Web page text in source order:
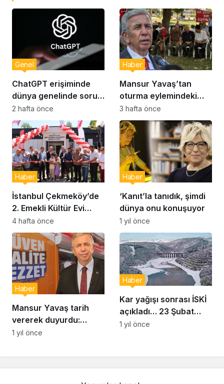
ChatGPT erişiminde
dünya genelinde sorun:
Milyonlarca kullanıcı
etkilendi
Genel
2 hafta önce
Mansur Yavaş’tan
oturma eylemindeki
şehit aileleri ve
gazilere ziyaret
Haber
3 hafta önce
İstanbul Çekmeköy’de
2. Emekli Kültür Evi
Hizmet Vermeye
Başladı
Haber
4 hafta önce
‘Kanıt’la tanıdık, şimdi
dünya onu konuşuyor
Haber
1 yıl önce
Mansur Yavaş tarih
vererek duyurdu:
Uygun fiyatlı et satışı
Haber
1 yıl önce
Kar yağışı sonrası İSKİ
açıkladı… 23 Şubat
İstanbul baraj doluluk
Haber
1 yıl önce